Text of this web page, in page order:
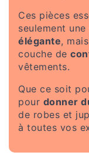
Ces pièces
seulement une
élégante,
couche de
vêtements.
Que ce soit
pour donner
de robes et
à toutes vos